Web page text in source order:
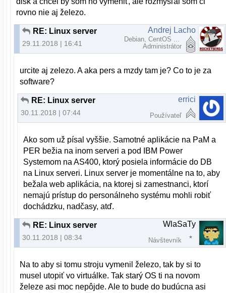
rovno nie aj železo.
RE: Linux server
29.11.2018 | 16:41
Andrej Lacho
Debian, CentOS ...
Administrátor
urcite aj zelezo. A aka pers a mzdy tam je? Co to je za
software?
RE: Linux server
30.11.2018 | 07:44
errici
Používateľ
Ako som už písal vyššie. Samotné aplikácie na PaM a
PER bežia na inom serveri a pod IBM Power
Systemom na AS400, ktorý posiela informácie do DB
na Linux serveri. Linux server je momentálne na to, aby
bežala web aplikácia, na ktorej si zamestnanci, ktorí
nemajú prístup do personálneho systému mohli robiť
dochádzku, nadčasy, atď.
RE: Linux server
30.11.2018 | 08:34
WlaSaTy
Návštevník
Na to aby si tomu stroju vymenil železo, tak by si to
musel utopiť vo virtuálke. Tak starý OS ti na novom
železe asi moc nepôjde. Ale to bude do budúcna asi